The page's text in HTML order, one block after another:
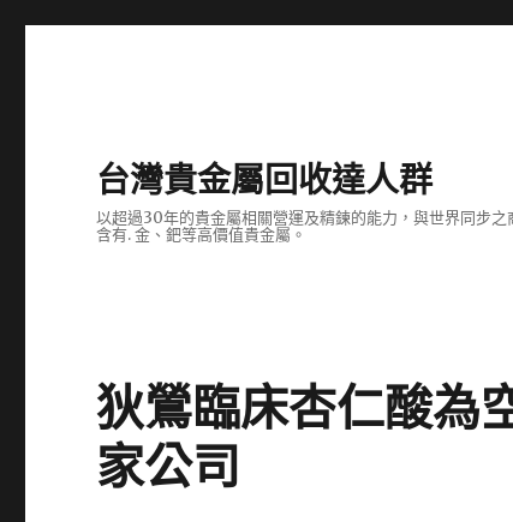
台灣貴金屬回收達人群
以超過30年的貴金屬相關營運及精鍊的能力，與世界同步
含有. 金、鈀等高價值貴金屬。
狄鶯臨床杏仁酸為
家公司